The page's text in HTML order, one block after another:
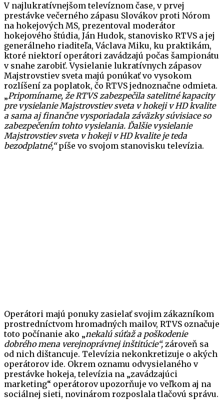
V najlukratívnejšom televíznom čase, v prvej
prestávke večerného zápasu Slovákov proti Nórom
na hokejových MS, prezentoval moderátor
hokejového štúdia, Ján Hudok, stanovisko RTVS a jej
generálneho riaditeľa, Václava Miku, ku praktikám,
ktoré niektorí operátori zavádzajú počas šampionátu
v snahe zarobiť. Vysielanie lukratívnych zápasov
Majstrovstiev sveta majú ponúkať vo vysokom
rozlíšení za poplatok, čo RTVS jednoznačne odmieta.
„Pripomíname, že RTVS zabezpečila satelitné kapacity
pre vysielanie Majstrovstiev sveta v hokeji v HD kvalite
a sama aj finančne vysporiadala záväzky súvisiace so
zabezpečením tohto vysielania. Ďalšie vysielanie
Majstrovstiev sveta v hokeji v HD kvalite je teda
bezodplatné,“píše vo svojom stanovisku televízia.
Operátori majú ponuky zasielať svojim zákazníkom
prostredníctvom hromadných mailov, RTVS označuje
toto počínanie ako „nekalú súťaž a poškodenie
dobrého mena verejnoprávnej inštitúcie“, zároveň sa
od nich dištancuje. Televízia nekonkretizuje o akých
operátorov ide. Okrem oznamu odvysielaného v
prestávke hokeja, televízia na „zavádzajúci
marketing“ operátorov upozorňuje vo veľkom aj na
sociálnej sieti, novinárom rozposlala tlačovú správu.